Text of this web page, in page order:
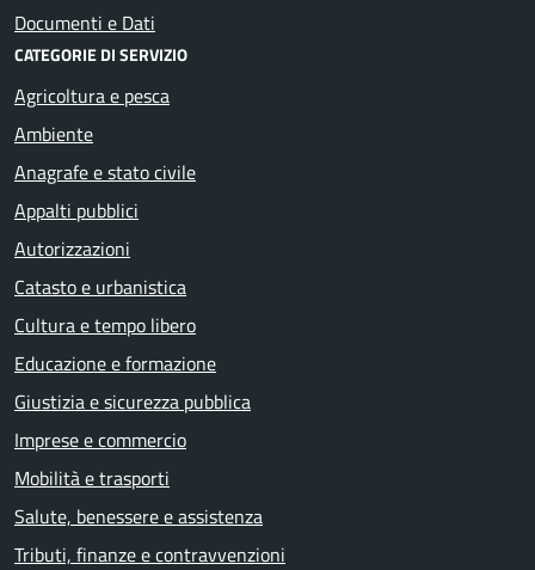
Documenti e Dati
CATEGORIE DI SERVIZIO
Agricoltura e pesca
Ambiente
Anagrafe e stato civile
Appalti pubblici
Autorizzazioni
Catasto e urbanistica
Cultura e tempo libero
Educazione e formazione
Giustizia e sicurezza pubblica
Imprese e commercio
Mobilità e trasporti
Salute, benessere e assistenza
Tributi, finanze e contravvenzioni